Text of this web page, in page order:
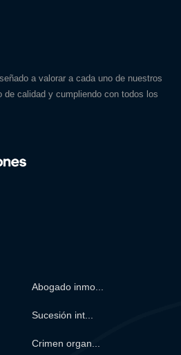
a valorar a cada uno de nuestros
calidad y cumpliendo con todos los
Abogado inmo...
Sucesión int...
Crimen organ...